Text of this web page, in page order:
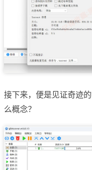
接下来，便是见证奇迹
么概念？